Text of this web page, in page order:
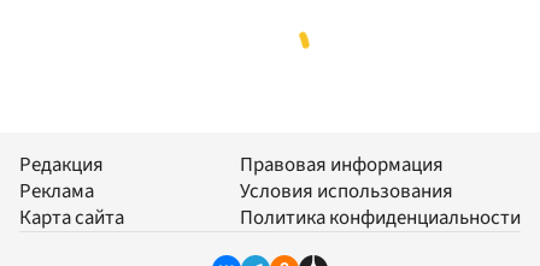
Редакция
Реклама
Карта сайта
Правовая информация
Условия использования
Политика конфиденциальности